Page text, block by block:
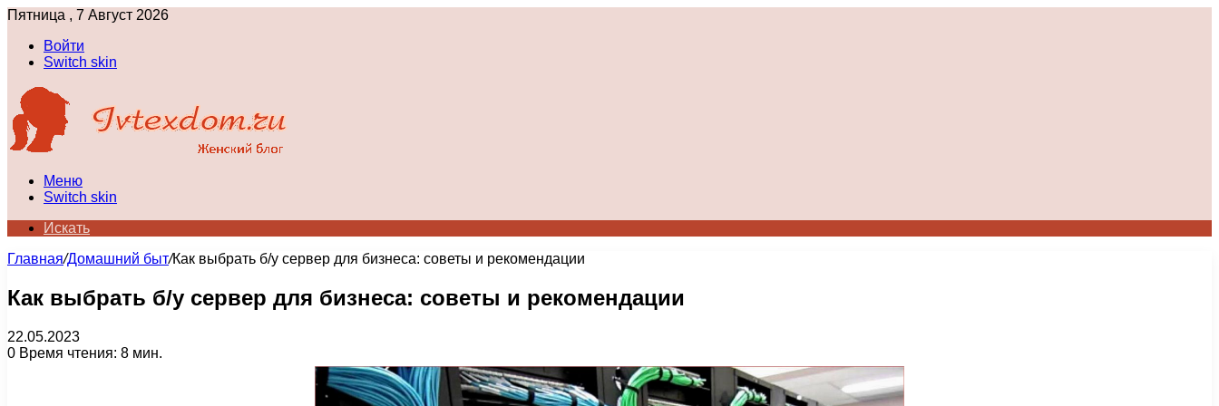
Пятница , 7 Август 2026
Войти
Switch skin
Меню
Switch skin
Искать
Главная/Домашний быт/Как выбрать б/у сервер для бизнеса: советы и рекомендации
Как выбрать б/у сервер для бизнеса: советы и рекомендации
22.05.2023
0 Время чтения: 8 мин.